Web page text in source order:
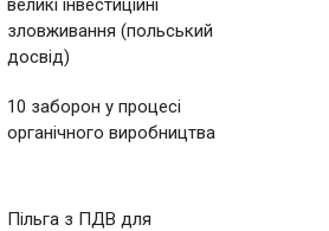
великі інвестиційні
зловживання (польський
досвід)
10 заборон у процесі
органічного виробництва
Пільга з ПДВ для